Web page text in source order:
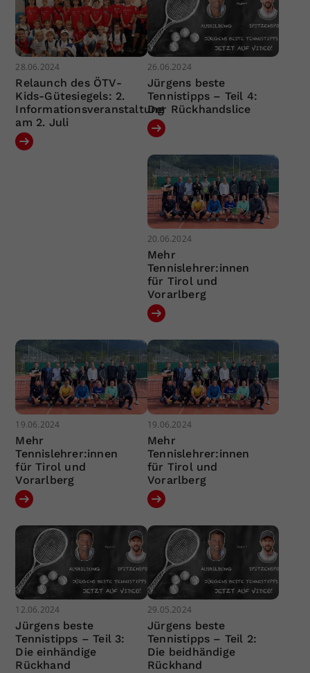
28.06.2024
Relaunch des ÖTV-
Kids-Gütesiegels: 2.
Informationsveranstaltung
am 2. Juli
26.06.2024
Jürgens beste
Tennistipps – Teil 4:
Der Rückhandslice
20.06.2024
Mehr
Tennislehrer:innen
für Tirol und
Vorarlberg
19.06.2024
Mehr
Tennislehrer:innen
für Tirol und
Vorarlberg
19.06.2024
Mehr
Tennislehrer:innen
für Tirol und
Vorarlberg
12.06.2024
Jürgens beste
Tennistipps – Teil 3:
Die einhändige
Rückhand
29.05.2024
Jürgens beste
Tennistipps – Teil 2:
Die beidhändige
Rückhand